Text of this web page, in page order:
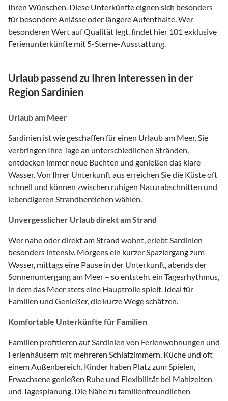
Ihren Wünschen. Diese Unterkünfte eignen sich besonders
für besondere Anlässe oder längere Aufenthalte. Wer
besonderen Wert auf Qualität legt, findet hier 101 exklusive
Ferienunterkünfte mit 5-Sterne-Ausstattung.
Urlaub passend zu Ihren Interessen in der
Region Sardinien
Urlaub am Meer
Sardinien ist wie geschaffen für einen Urlaub am Meer. Sie
verbringen Ihre Tage an unterschiedlichen Stränden,
entdecken immer neue Buchten und genießen das klare
Wasser. Von Ihrer Unterkunft aus erreichen Sie die Küste oft
schnell und können zwischen ruhigen Naturabschnitten und
lebendigeren Strandbereichen wählen.
Unvergesslicher Urlaub direkt am Strand
Wer nahe oder direkt am Strand wohnt, erlebt Sardinien
besonders intensiv. Morgens ein kurzer Spaziergang zum
Wasser, mittags eine Pause in der Unterkunft, abends der
Sonnenuntergang am Meer – so entsteht ein Tagesrhythmus,
in dem das Meer stets eine Hauptrolle spielt. Ideal für
Familien und Genießer, die kurze Wege schätzen.
Komfortable Unterkünfte für Familien
Familien profitieren auf Sardinien von Ferienwohnungen und
Ferienhäusern mit mehreren Schlafzimmern, Küche und oft
einem Außenbereich. Kinder haben Platz zum Spielen,
Erwachsene genießen Ruhe und Flexibilität bei Mahlzeiten
und Tagesplanung. Die Nähe zu familienfreundlichen